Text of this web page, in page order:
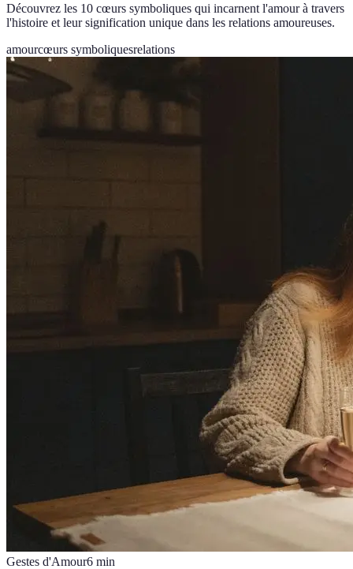
Découvrez les 10 cœurs symboliques qui incarnent l'amour à travers
l'histoire et leur signification unique dans les relations amoureuses.
amourcœurs symboliquesrelations
Gestes d'Amour6 min